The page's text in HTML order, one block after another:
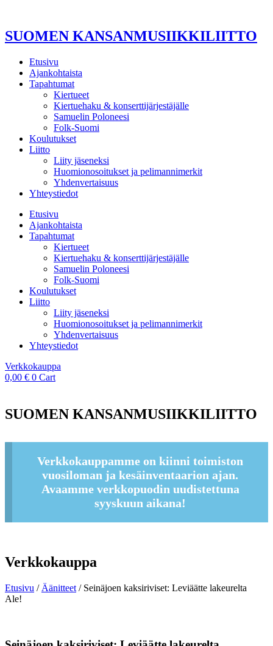
SUOMEN KANSANMUSIIKKILIITTO
Etusivu
Ajankohtaista
Tapahtumat
Kiertueet
Kiertuehaku & konserttijärjestäjälle
Samuelin Poloneesi
Folk-Suomi
Koulutukset
Liitto
Liity jäseneksi
Huomionosoitukset ja pelimannimerkit
Yhdenvertaisuus
Yhteystiedot
Etusivu
Ajankohtaista
Tapahtumat
Kiertueet
Kiertuehaku & konserttijärjestäjälle
Samuelin Poloneesi
Folk-Suomi
Koulutukset
Liitto
Liity jäseneksi
Huomionosoitukset ja pelimannimerkit
Yhdenvertaisuus
Yhteystiedot
Verkkokauppa
0,00 € 0 Cart
SUOMEN KANSANMUSIIKKILIITTO
Verkkokauppamme on kiinni toimiston
vuosiloman ja kesäinventaarion ajan.
Avaamme verkkopuodin uudistettuna
syyskuun aikana!
Verkkokauppa
Etusivu / Äänitteet / Seinäjoen kaksiriviset: Leviäätte lakeurelta
Ale!